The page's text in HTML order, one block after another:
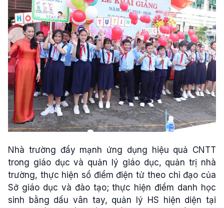
Nhà trường đẩy mạnh ứng dụng hiệu quả CNTT
trong giáo dục và quản lý giáo dục, quản trị nhà
trường, thực hiện sổ điểm điện tử theo chỉ đạo của
Sở giáo dục và đào tạo; thực hiện điểm danh học
sinh bằng dấu vân tay, quản lý HS hiện diện tại